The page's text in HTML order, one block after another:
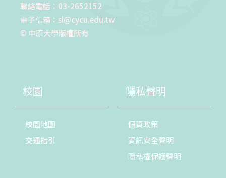
聯絡電話：03-2652152
電子信箱：sl@cycu.edu.tw
© 中原大學版權所有
校園
校園地圖
交通指引
隱私聲明
個資政策
資訊安全聲明
隱私權保護聲明